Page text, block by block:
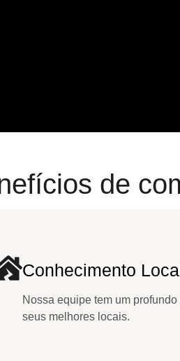
de
Conhecimento
Nossa equipe tem um
seus melhores locais.